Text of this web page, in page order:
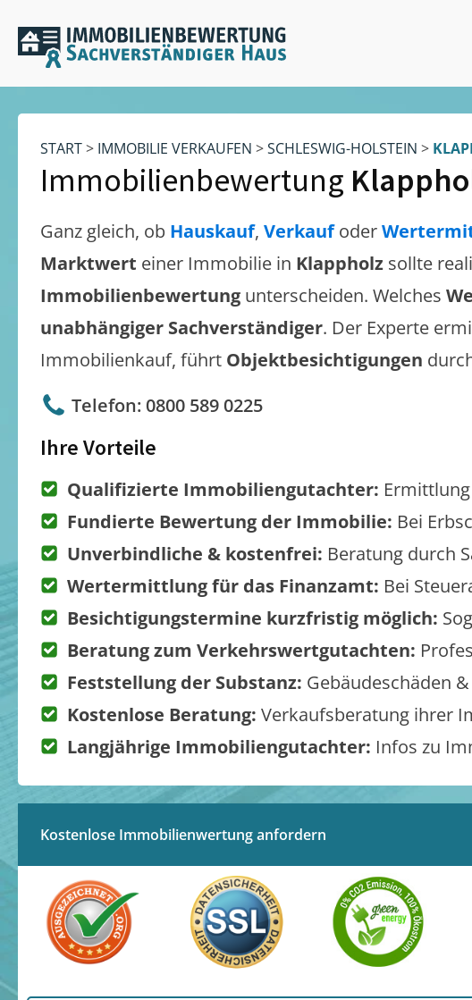
START> IMMOBILIE VERKAUFEN >SCHLESWIG-HOLSTEIN >
Immobilienbewertung
Ganz gleich, ob Hauskauf, Verkaufoder
Marktwert einer Immobilie in Klappholz sollte
Immobilienbewertung unterscheiden. Welches
unabhängiger Sachverständiger. Der Experte
Immobilienkauf, führt Objektbesichtigungen
Telefon: 0800 589 0225
Ihre Vorteile
Qualifizierte Immobiliengutachter:
Fundierte Bewertung der Immobilie: Bei
Unverbindliche & kostenfrei: Beratung durch
Wertermittlung für das Finanzamt: Bei
Besichtigungstermine kurzfristig möglich:
Beratung zum Verkehrswertgutachten:
Feststellung der Substanz: Gebäudeschäden
Kostenlose Beratung: Verkaufsberatung ihrer
Langjährige Immobiliengutachter: Infos zu
Kostenlose Immobilienwertung anfordern